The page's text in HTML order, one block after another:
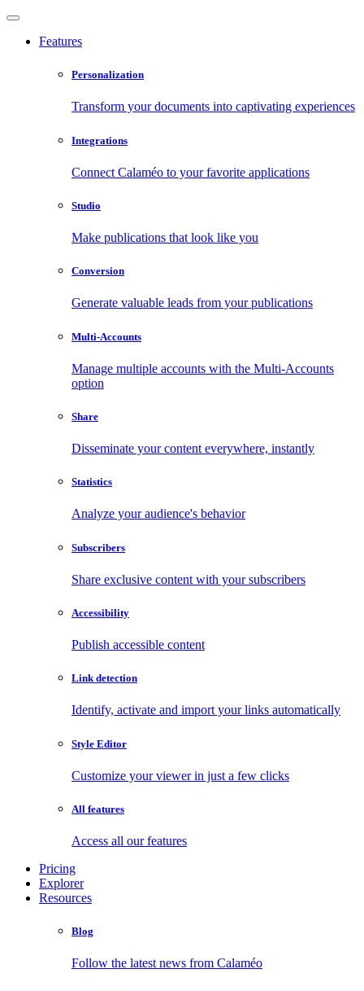
Features
Personalization
Transform your documents into captivating experiences
Integrations
Connect Calaméo to your favorite applications
Studio
Make publications that look like you
Conversion
Generate valuable leads from your publications
Multi-Accounts
Manage multiple accounts with the Multi-Accounts
option
Share
Disseminate your content everywhere, instantly
Statistics
Analyze your audience's behavior
Subscribers
Share exclusive content with your subscribers
Accessibility
Publish accessible content
Link detection
Identify, activate and import your links automatically
Style Editor
Customize your viewer in just a few clicks
All features
Access all our features
Pricing
Explorer
Resources
Blog
Follow the latest news from Calaméo